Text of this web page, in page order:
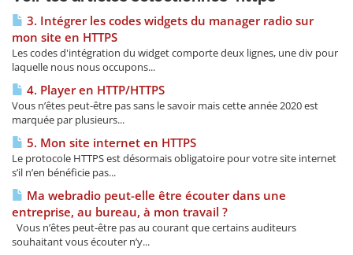
3. Intégrer les codes widgets du manager radio sur
mon site en HTTPS
Les codes d'intégration du widget comporte deux lignes, une div pour
laquelle nous nous occupons...
4. Player en HTTP/HTTPS
Vous n’êtes peut-être pas sans le savoir mais cette année 2020 est
marquée par plusieurs...
5. Mon site internet en HTTPS
Le protocole HTTPS est désormais obligatoire pour votre site internet
s’il n’en bénéficie pas...
Ma webradio peut-elle être écouter dans une
entreprise, au bureau, à mon travail ?
Vous n’êtes peut-être pas au courant que certains auditeurs
souhaitant vous écouter n’y...